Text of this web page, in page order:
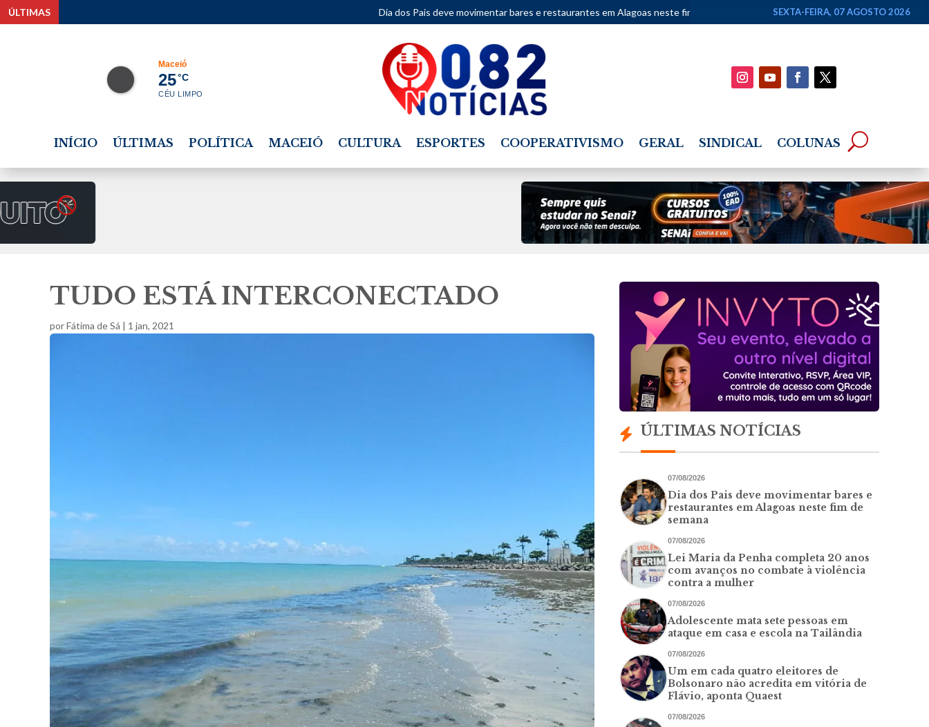
ÚLTIMAS Dia dos Pais deve movimentar bares e restaurantes em Alagoas neste fim de semana • Lei Maria da Penha completa 20 anos com avanços
SEXTA-FEIRA, 07 AGOSTO 2026
Maceió
25°C
CÉU LIMPO
INÍCIO ÚLTIMAS POLÍTICA MACEIÓ CULTURA ESPORTES COOPERATIVISMO GERAL SINDICAL COLUNAS
TUDO ESTÁ INTERCONECTADO
porFátima de Sá 1 jan, 2021
ÚLTIMAS NOTÍCIAS
07/08/2026
Dia dos Pais deve movimentar bares e
restaurantes em Alagoas neste fim de
semana
07/08/2026
Lei Maria da Penha completa 20 anos
com avanços no combate à violência
contra a mulher
07/08/2026
Adolescente mata sete pessoas em
ataque em casa e escola na Tailândia
07/08/2026
Um em cada quatro eleitores de
Bolsonaro não acredita em vitória de
Flávio, aponta Quaest
07/08/2026